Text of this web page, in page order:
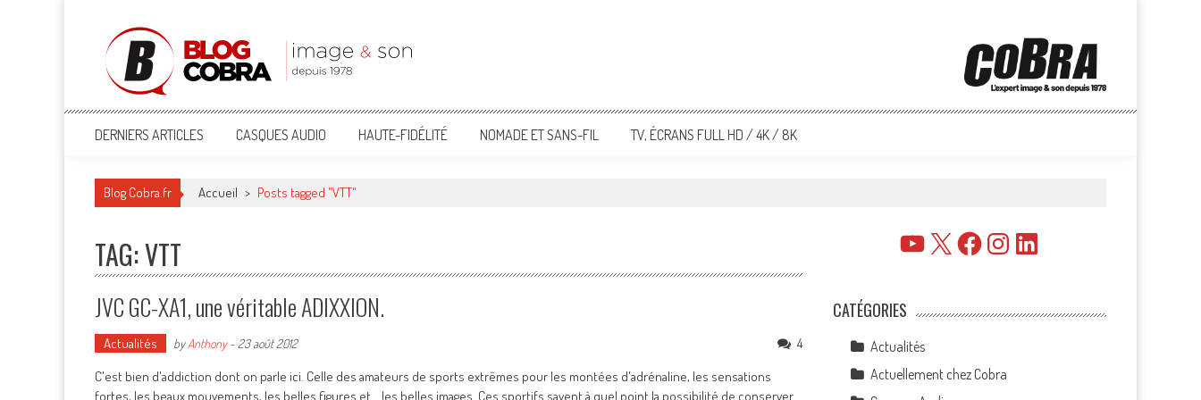
Blog Cobra
Toute l'actu Image & Son !
DERNIERS ARTICLES CASQUES AUDIO HAUTE-FIDÉLITÉ NOMADE ET SANS-FIL TV, ÉCRANS FULL HD / 4K / 8K
Blog Cobra.fr Accueil > Posts tagged "VTT"
TAG: VTT
JVC GC-XA1, une véritable ADIXXION.
Actualités byAnthony- 23 août 2012
4
C'est bien d'addiction dont on parle ici. Celle des amateurs de sports extrêmes pour les montées d'adrénaline, les sensations
fortes, les beaux mouvements, les belles figures et... les belles images. Ces sportifs savent à quel point la possibilité de conserver
YouTube
X FacebookInstagramLinkedIn
CATÉGORIES
Actualités
Actuellement chez Cobra